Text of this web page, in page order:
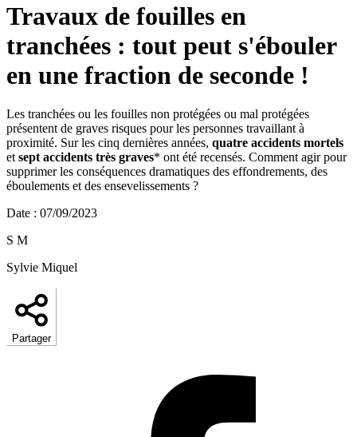
Travaux de fouilles en
tranchées : tout peut s'ébouler
en une fraction de seconde !
Les tranchées ou les fouilles non protégées ou mal protégées
présentent de graves risques pour les personnes travaillant à
proximité. Sur les cinq dernières années, quatre accidents mortels
et sept accidents très graves* ont été recensés. Comment agir pour
supprimer les conséquences dramatiques des effondrements, des
éboulements et des ensevelissements ?
Date : 07/09/2023
S M
Sylvie Miquel
Partager